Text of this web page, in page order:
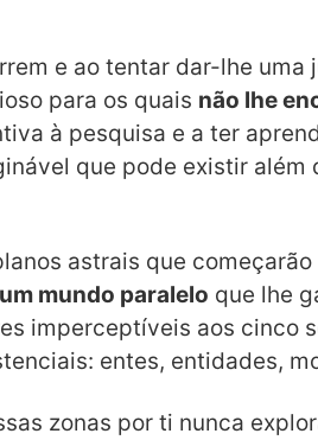
e ao tentar dar-lhe
para os quais não lhe
à pesquisa e a ter
que pode existir
astrais que
um mundo paralelo que lhe
imperceptíveis aos cinco
entes, entidades,
zonas por ti nunca